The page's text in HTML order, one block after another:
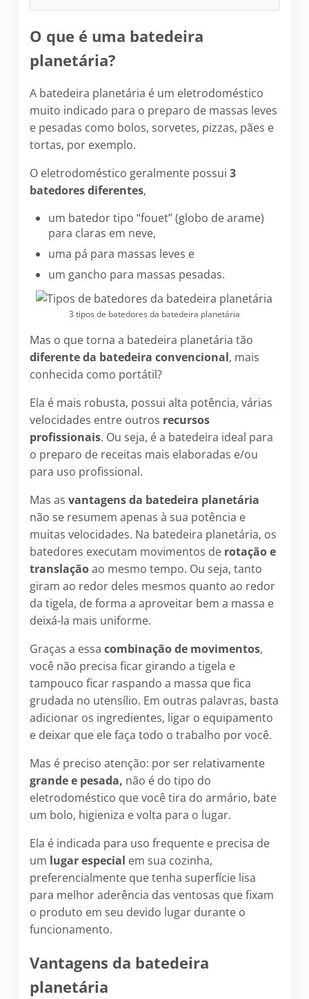
O que é uma batedeira
planetária?
A batedeira planetária é um eletrodoméstico
muito indicado para o preparo de massas leves
e pesadas como bolos, sorvetes, pizzas, pães e
tortas, por exemplo.
O eletrodoméstico geralmente possui 3
batedores diferentes,
um batedor tipo “fouet” (globo de arame)
para claras em neve,
uma pá para massas leves e
um gancho para massas pesadas.
3 tipos de batedores da batedeira planetária
Mas o que torna a batedeira planetária tão
diferente da batedeira convencional, mais
conhecida como portátil?
Ela é mais robusta, possui alta potência, várias
velocidades entre outros recursos
profissionais. Ou seja, é a batedeira ideal para
o preparo de receitas mais elaboradas e/ou
para uso profissional.
Mas as vantagens da batedeira planetária
não se resumem apenas à sua potência e
muitas velocidades. Na batedeira planetária, os
batedores executam movimentos de rotação e
translaçãoao mesmo tempo. Ou seja, tanto
giram ao redor deles mesmos quanto ao redor
da tigela, de forma a aproveitar bem a massa e
deixá-la mais uniforme.
Graças a essa combinação de movimentos,
você não precisa ficar girando a tigela e
tampouco ficar raspando a massa que fica
grudada no utensílio. Em outras palavras, basta
adicionar os ingredientes, ligar o equipamento
e deixar que ele faça todo o trabalho por você.
Mas é preciso atenção: por ser relativamente
grande e pesada, não é do tipo do
eletrodoméstico que você tira do armário, bate
um bolo, higieniza e volta para o lugar.
Ela é indicada para uso frequente e precisa de
um lugar especial em sua cozinha,
preferencialmente que tenha superfície lisa
para melhor aderência das ventosas que fixam
o produto em seu devido lugar durante o
funcionamento.
Vantagens da batedeira
planetária